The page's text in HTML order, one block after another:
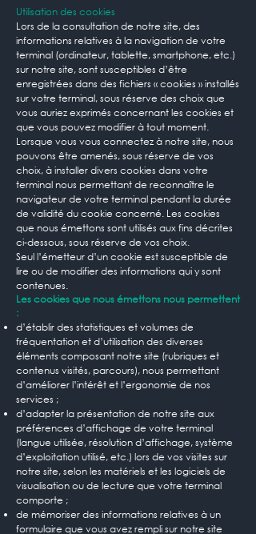
Utilisation des cookies
Lors de la consultation de notre site, des
informations relatives à la navigation de votre
terminal (ordinateur, tablette, smartphone, etc.)
sur notre site, sont susceptibles d’être
enregistrées dans des fichiers « cookies » installés
sur votre terminal, sous réserve des choix que
vous auriez exprimés concernant les cookies et
que vous pouvez modifier à tout moment.
Lorsque vous vous connectez à notre site, nous
pouvons être amenés, sous réserve de vos
choix, à installer divers cookies dans votre
terminal nous permettant de reconnaître le
navigateur de votre terminal pendant la durée
de validité du cookie concerné. Les cookies
que nous émettons sont utilisés aux fins décrites
ci-dessous, sous réserve de vos choix.
Seul l’émetteur d’un cookie est susceptible de
lire ou de modifier des informations qui y sont
contenues.
Les cookies que nous émettons nous permettent
:
d’établir des statistiques et volumes de
fréquentation et d’utilisation des diverses
éléments composant notre site (rubriques et
contenus visités, parcours), nous permettant
d’améliorer l’intérêt et l’ergonomie de nos
services ;
d’adapter la présentation de notre site aux
préférences d’affichage de votre terminal
(langue utilisée, résolution d’affichage, système
d’exploitation utilisé, etc.) lors de vos visites sur
notre site, selon les matériels et les logiciels de
visualisation ou de lecture que votre terminal
comporte ;
de mémoriser des informations relatives à un
formulaire que vous avez rempli sur notre site